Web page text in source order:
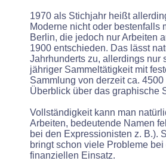
1970 als Stichjahr heißt
Moderne nicht oder bestenfalls
Berlin, die jedoch nur Arbeiten
1900 entschieden. Das lässt
Jahrhunderts zu, allerdings nur
jähriger Sammeltätigkeit mit
Sammlung von derzeit ca.
Überblick über das graphische
Vollständigkeit kann man
Arbeiten, bedeutende Namen
bei den Expressionisten z. B.).
bringt schon viele Probleme
finanziellen Einsatz.